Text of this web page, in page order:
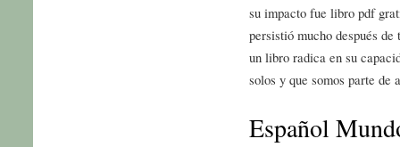
su impacto fue libro pdf
persistió mucho después
un libro radica en su
solos y que somos parte de
Español